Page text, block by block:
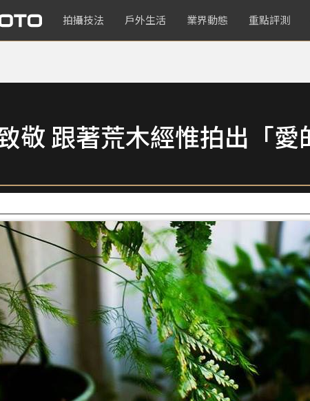
拍攝技法 戶外生活 業界動態 重點評測
敬 跟著荒木經惟拍出「愛